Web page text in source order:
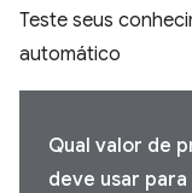
Teste seus
automático
Qual valor de
deve usar